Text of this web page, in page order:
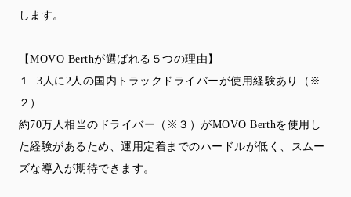
します。
【MOVO Berthが選ばれる５つの理由】
１. 3人に2人の国内トラックドライバーが使用経験あり（※
２）
約70万人相当のドライバー（※３）がMOVO Berthを使用し
た経験があるため、運用定着までのハードルが低く、スムー
ズな導入が期待できます。